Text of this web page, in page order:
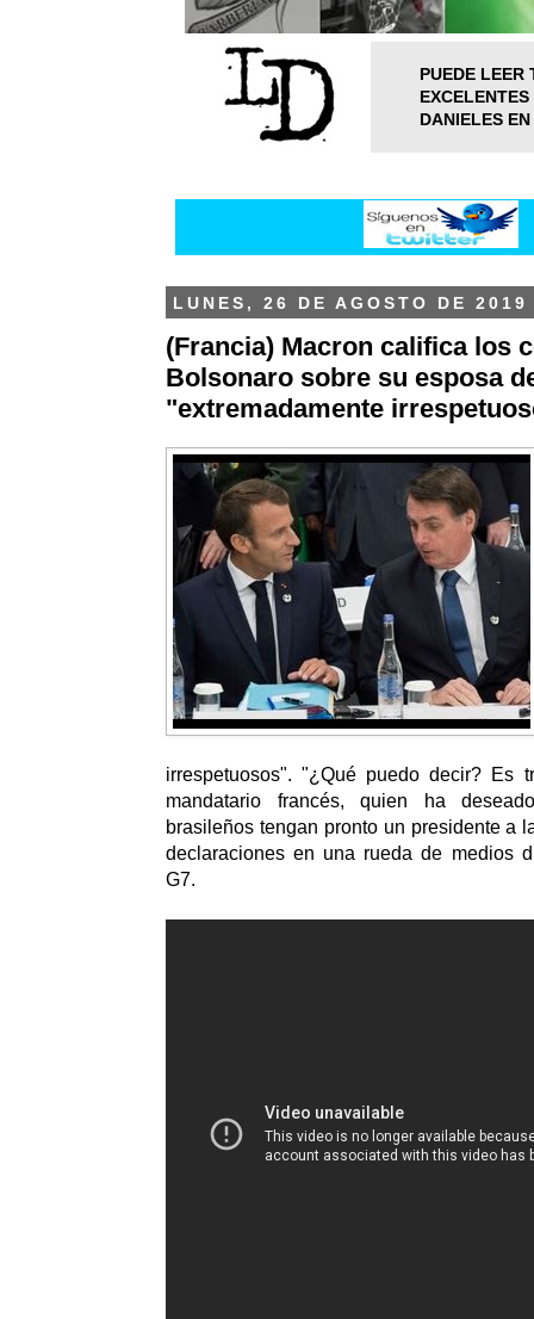
PUEDE LEER
DANIELES
LUNES, 26 DE AGOSTO DE 2019
(Francia) Macron califica los
Bolsonaro sobre su esposa
"extremadamente
irrespetuosos". "¿Qué puedo decir? Es
mandatario francés, quien ha
brasileños tengan pronto un presidente a
declaraciones en una rueda de medios
G7.